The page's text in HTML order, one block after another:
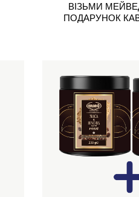
ВІЗЬМИ
ПОДАРУНОК